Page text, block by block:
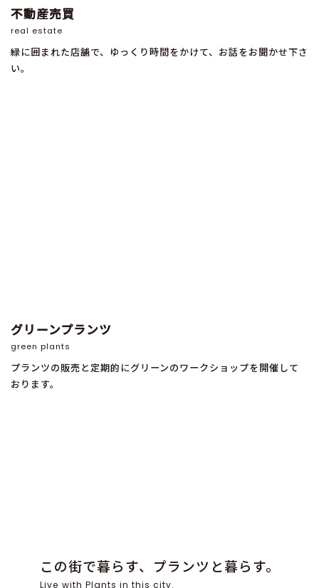
不動産売買
real estate
緑に囲まれた店舗で、ゆっくり時間をかけて、お話をお聞かせ下さ
い。
グリーンプランツ
green plants
プランツの販売と定期的にグリーンのワークショップを開催して
おります。
この街で暮らす、プランツと暮らす。
Live with Plants in this city.